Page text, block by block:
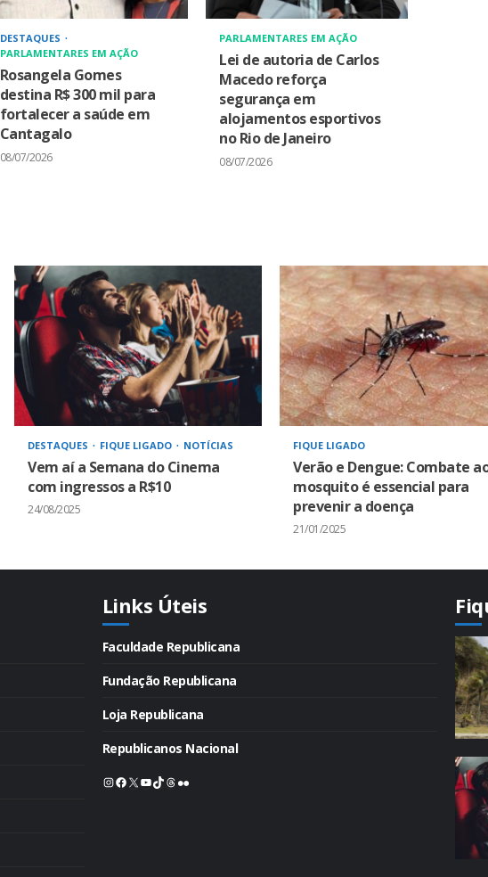
DESTAQUES
PARLAMENTARES EM AÇÃO
Rosangela Gomes
destina R$ 300 mil para
fortalecer a saúde em
Cantagalo
08/07/2026
PARLAMENTARES EM AÇÃO
Lei de autoria de Carlos
Macedo reforça
segurança em
alojamentos esportivos
no Rio de Janeiro
08/07/2026
DESTAQUES FIQUE LIGADO NOTÍCIAS
Vem aí a Semana do Cinema
com ingressos a R$10
24/08/2025
FIQUE LIGADO
Verão e Dengue: Combate
mosquito é essencial para
prevenir a doença
21/01/2025
Links Úteis
Faculdade Republicana
Fundação Republicana
Loja Republicana
Republicanos Nacional
Instagram
Facebook
X Youtube
TikTok
Threads
Flickr